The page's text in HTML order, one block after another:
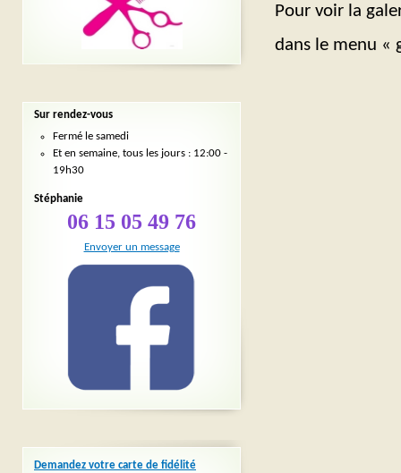
Pour voir la
dans le menu «
Sur rendez-vous
Fermé le samedi
Et en semaine, tous les jours : 12:00 -
19h30
Stéphanie
06 15 05 49 76
Envoyer un message
Demandez votre carte de fidélité